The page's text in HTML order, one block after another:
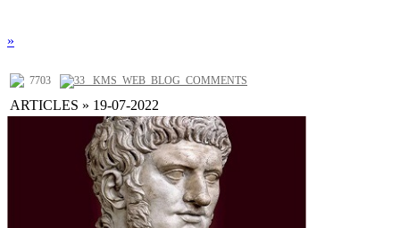
»
7703 33 _KMS_WEB_BLOG_COMMENTS
ARTICLES » 19-07-2022